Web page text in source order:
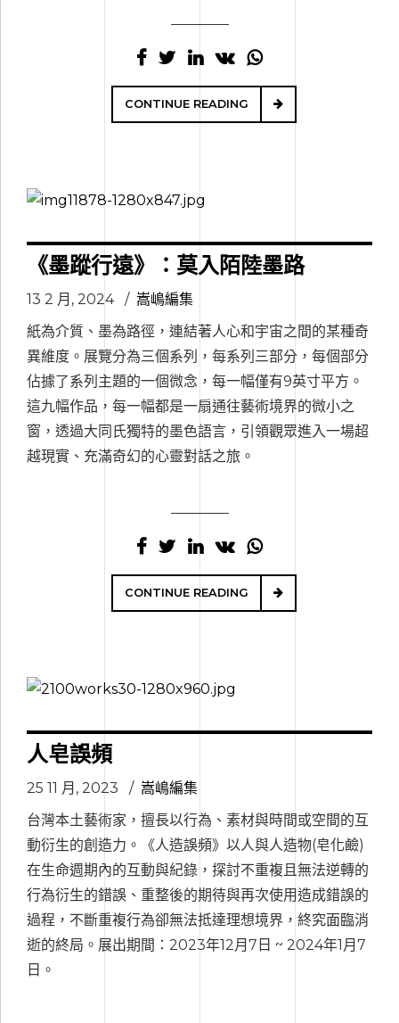
CONTINUE READING
《墨蹤行遠》：莫入陌陸墨路
13 2 月, 2024
嵩嶋編集
紙為介質、墨為路徑，連結著人心和宇宙之間的某種奇
異維度。展覽分為三個系列，每系列三部分，每個部分
佔據了系列主題的一個微念，每一幅僅有9英寸平方。
這九幅作品，每一幅都是一扇通往藝術境界的微小之
窗，透過大同氏獨特的墨色語言，引領觀眾進入一場超
越現實、充滿奇幻的心靈對話之旅。
CONTINUE READING
人皂誤頻
25 11 月, 2023
嵩嶋編集
台灣本土藝術家，擅長以行為、素材與時間或空間的互
動衍生的創造力。《人造誤頻》以人與人造物(皂化鹼)
在生命週期內的互動與紀錄，探討不重複且無法逆轉的
行為衍生的錯誤、重整後的期待與再次使用造成錯誤的
過程，不斷重複行為卻無法抵達理想境界，終究面臨消
逝的終局。展出期間：2023年12月7日 ~ 2024年1月7
日。